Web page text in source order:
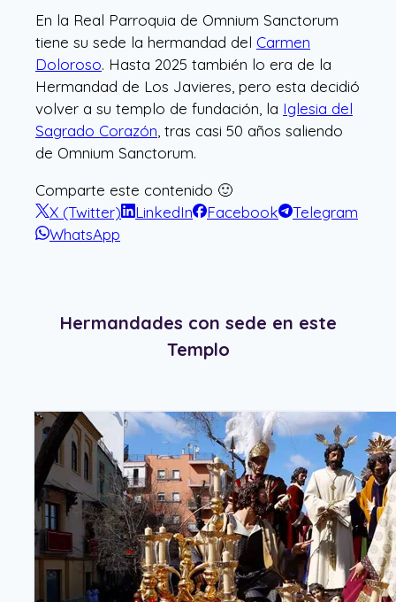
En la Real Parroquia de Omnium Sanctorum
tiene su sede la hermandad del Carmen
Doloroso. Hasta 2025 también lo era de la
Hermandad de Los Javieres, pero esta decidió
volver a su templo de fundación, la Iglesia del
Sagrado Corazón , tras casi 50 años saliendo
de Omnium Sanctorum.
Comparte este contenido 🙂
X (Twitter)
LinkedIn Facebook
Telegram
WhatsApp
Hermandades con sede en este
Templo